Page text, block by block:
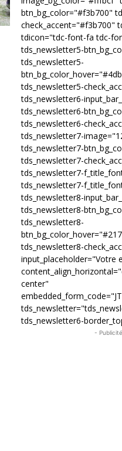
btn_bg_color="#f3b700"
check_accent="#f3b700"
tdicon="tdc-font-fa tdc-
tds_newsletter5-
tds_newsletter5-
tds_newsletter5-
tds_newsletter6-
tds_newsletter6-
tds_newsletter6-
tds_newsletter7-
tds_newsletter7-
tds_newsletter7-
tds_newsletter7-
tds_newsletter7-
tds_newsletter8-
tds_newsletter8-
tds_newsletter8-
tds_newsletter8-
input_placeholder="Votre
center"
tds_newsletter6-
-